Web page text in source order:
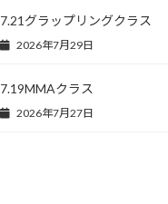
7.21グラップリングクラス
2026年7月29日
7.19MMAクラス
2026年7月27日